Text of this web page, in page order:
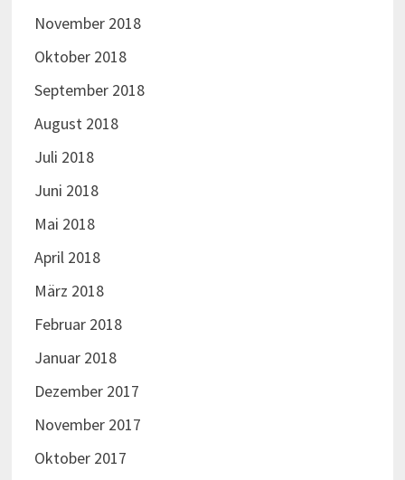
November 2018
Oktober 2018
September 2018
August 2018
Juli 2018
Juni 2018
Mai 2018
April 2018
März 2018
Februar 2018
Januar 2018
Dezember 2017
November 2017
Oktober 2017